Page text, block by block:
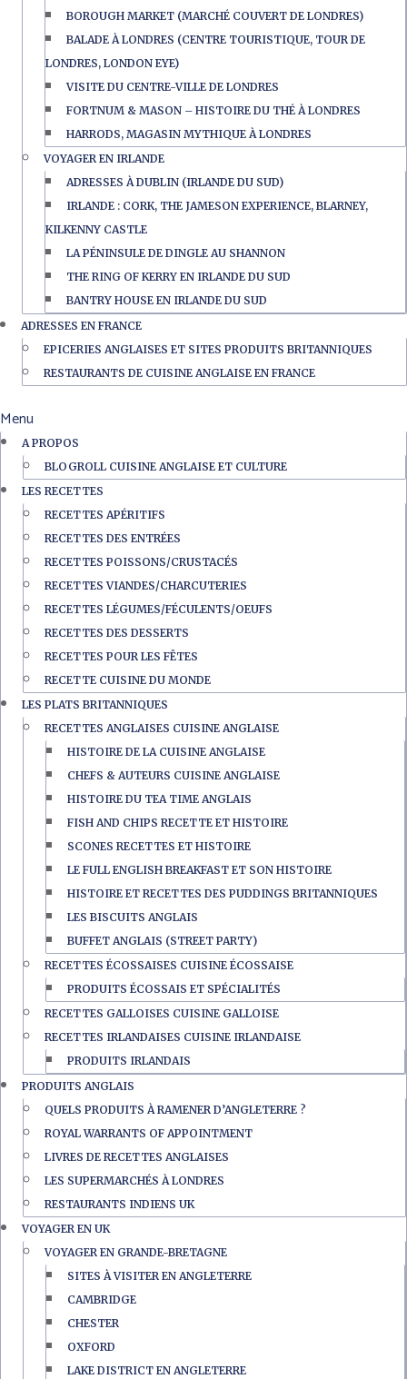
BOROUGH MARKET (MARCHÉ COUVERT DE LONDRES)
BALADE À LONDRES (CENTRE TOURISTIQUE, TOUR DE
LONDRES, LONDON EYE)
VISITE DU CENTRE-VILLE DE LONDRES
FORTNUM & MASON – HISTOIRE DU THÉ À LONDRES
HARRODS, MAGASIN MYTHIQUE À LONDRES
VOYAGER EN IRLANDE
ADRESSES À DUBLIN (IRLANDE DU SUD)
IRLANDE : CORK, THE JAMESON EXPERIENCE, BLARNEY,
KILKENNY CASTLE
LA PÉNINSULE DE DINGLE AU SHANNON
THE RING OF KERRY EN IRLANDE DU SUD
BANTRY HOUSE EN IRLANDE DU SUD
ADRESSES EN FRANCE
EPICERIES ANGLAISES ET SITES PRODUITS BRITANNIQUES
RESTAURANTS DE CUISINE ANGLAISE EN FRANCE
Menu
A PROPOS
BLOGROLL CUISINE ANGLAISE ET CULTURE
LES RECETTES
RECETTES APÉRITIFS
RECETTES DES ENTRÉES
RECETTES POISSONS/CRUSTACÉS
RECETTES VIANDES/CHARCUTERIES
RECETTES LÉGUMES/FÉCULENTS/OEUFS
RECETTES DES DESSERTS
RECETTES POUR LES FÊTES
RECETTE CUISINE DU MONDE
LES PLATS BRITANNIQUES
RECETTES ANGLAISES CUISINE ANGLAISE
HISTOIRE DE LA CUISINE ANGLAISE
CHEFS & AUTEURS CUISINE ANGLAISE
HISTOIRE DU TEA TIME ANGLAIS
FISH AND CHIPS RECETTE ET HISTOIRE
SCONES RECETTES ET HISTOIRE
LE FULL ENGLISH BREAKFAST ET SON HISTOIRE
HISTOIRE ET RECETTES DES PUDDINGS BRITANNIQUES
LES BISCUITS ANGLAIS
BUFFET ANGLAIS (STREET PARTY)
RECETTES ÉCOSSAISES CUISINE ÉCOSSAISE
PRODUITS ÉCOSSAIS ET SPÉCIALITÉS
RECETTES GALLOISES CUISINE GALLOISE
RECETTES IRLANDAISES CUISINE IRLANDAISE
PRODUITS IRLANDAIS
PRODUITS ANGLAIS
QUELS PRODUITS À RAMENER D’ANGLETERRE ?
ROYAL WARRANTS OF APPOINTMENT
LIVRES DE RECETTES ANGLAISES
LES SUPERMARCHÉS À LONDRES
RESTAURANTS INDIENS UK
VOYAGER EN UK
VOYAGER EN GRANDE-BRETAGNE
SITES À VISITER EN ANGLETERRE
CAMBRIDGE
CHESTER
OXFORD
LAKE DISTRICT EN ANGLETERRE